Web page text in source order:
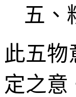
五、
此五
定之意